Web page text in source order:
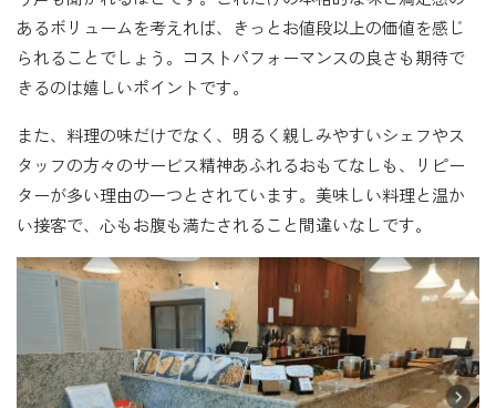
あるボリュームを考えれば、きっとお値段以上の価値を感じ
られることでしょう。コストパフォーマンスの良さも期待で
きるのは嬉しいポイントです。
また、料理の味だけでなく、明るく親しみやすいシェフやス
タッフの方々のサービス精神あふれるおもてなしも、リピー
ターが多い理由の一つとされています。美味しい料理と温か
い接客で、心もお腹も満たされること間違いなしです。